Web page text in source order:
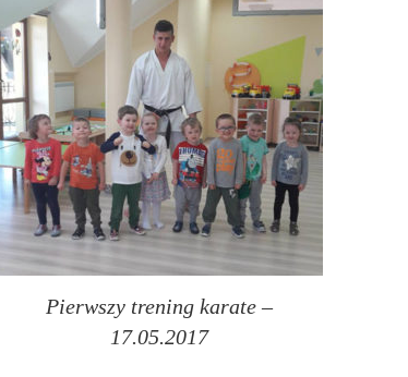
Pierwszy trening karate –
17.05.2017